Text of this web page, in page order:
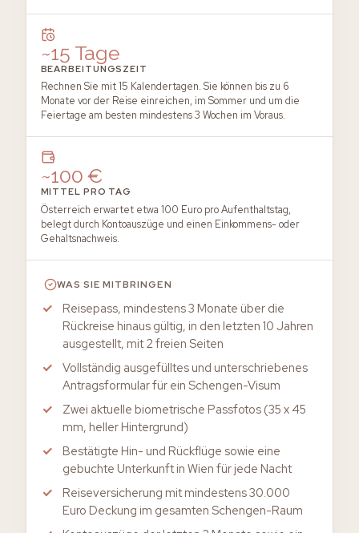
~15 Tage
BEARBEITUNGSZEIT
Rechnen Sie mit 15 Kalendertagen. Sie können bis zu 6
Monate vor der Reise einreichen, im Sommer und um die
Feiertage am besten mindestens 3 Wochen im Voraus.
~100 €
MITTEL PRO TAG
Österreich erwartet etwa 100 Euro pro Aufenthaltstag,
belegt durch Kontoauszüge und einen Einkommens- oder
Gehaltsnachweis.
WAS SIE MITBRINGEN
Reisepass, mindestens 3 Monate über die
Rückreise hinaus gültig, in den letzten 10 Jahren
ausgestellt, mit 2 freien Seiten
Vollständig ausgefülltes und unterschriebenes
Antragsformular für ein Schengen-Visum
Zwei aktuelle biometrische Passfotos (35 x 45
mm, heller Hintergrund)
Bestätigte Hin- und Rückflüge sowie eine
gebuchte Unterkunft in Wien für jede Nacht
Reiseversicherung mit mindestens 30.000
Euro Deckung im gesamten Schengen-Raum